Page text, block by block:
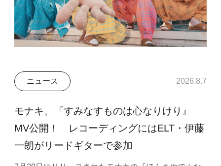
ニュース 2026.8.7
モナキ、『すみなすものは心なりけり』
MV公開！ レコーディングにはELT・伊藤
一朗がリードギターで参加